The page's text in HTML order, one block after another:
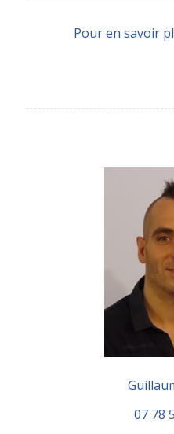
Pour en savoir
07 78